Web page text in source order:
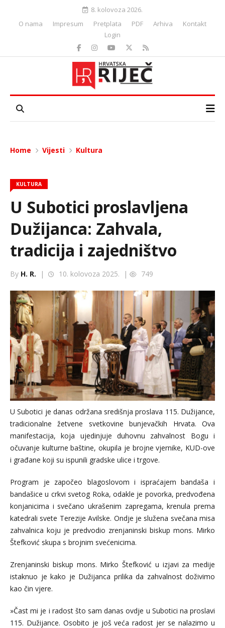
8. kolovoza 2026.
O nama
Impresum Pretplata PDF Arhiva
Kontakt
Login
Home Vijesti Kultura
KULTURA
U Subotici proslavljena
Dužijanca: Zahvala,
tradicija i zajedništvo
By H. R. | 10. kolovoza 2025. | 749
U Subotici je danas održana središnja proslava 115. Dužijance,
tradicionalne žetvene svetkovine bunjevačkih Hrvata. Ova
manifestacija, koja ujedinjuje duhovnu zahvalnost Bogu i
očuvanje kulturne baštine, okupila je brojne vjernike, KUD-ove
i građane koji su ispunili gradske ulice i trgove.
Program je započeo blagoslovom i ispraćajem bandaša i
bandašice u crkvi svetog Roka, odakle je povorka, predvođena
konjanicima i svečano ukrašenim zapregama, krenula prema
katedrali svete Terezije Avilske. Ondje je služena svečana misa
zahvalnica koju je predvodio zrenjaninski biskup mons. Mirko
Štefković skupa s brojnim svećenicima.
Zrenjaninski biskup mons. Mirko Štefković u izjavi za medije
istaknuo je kako je Dužijanca prilika da zahvalnost doživimo
kao čin vjere.
»Čast mi je i radost što sam danas ovdje u Subotici na proslavi
115. Dužijance. Osobito je još veća radost jer se nalazimo u